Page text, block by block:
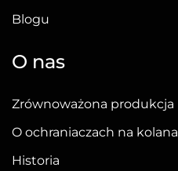
Blogu
O nas
Zrównoważona produkcja
O ochraniaczach na kolana
Historia